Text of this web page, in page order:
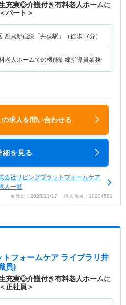
充実◎介護付き有料老人ホームに
パート＞
西武新宿線「井荻駅」（徒歩17分）
老人ホームでの機能訓練指導員業務
の求人を問い合わせる
細を見る
会社リビングプラットフォームケア
人一覧
更新日：2025/11/17 求人番号：10204581
フォームケア ライブラリ井
員)
充実◎介護付き有料老人ホームに
正社員＞